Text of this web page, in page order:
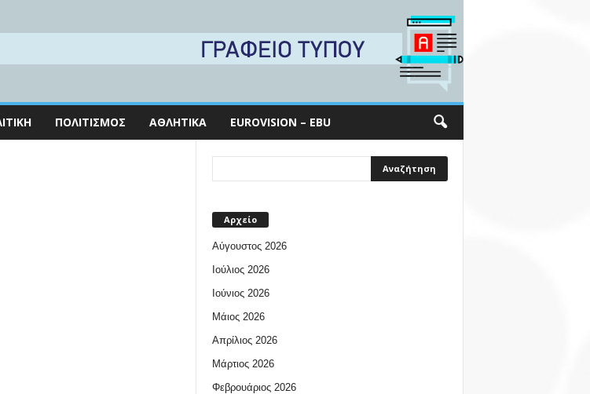
ΠΟΛΙΤΙΣΜΌΣ ΑΘΛΗΤΙΚΆ EUROVISION – EBU
Αρχείο
Αύγουστος 2026
Ιούλιος 2026
Ιούνιος 2026
Μάιος 2026
Απρίλιος 2026
Μάρτιος 2026
Φεβρουάριος 2026